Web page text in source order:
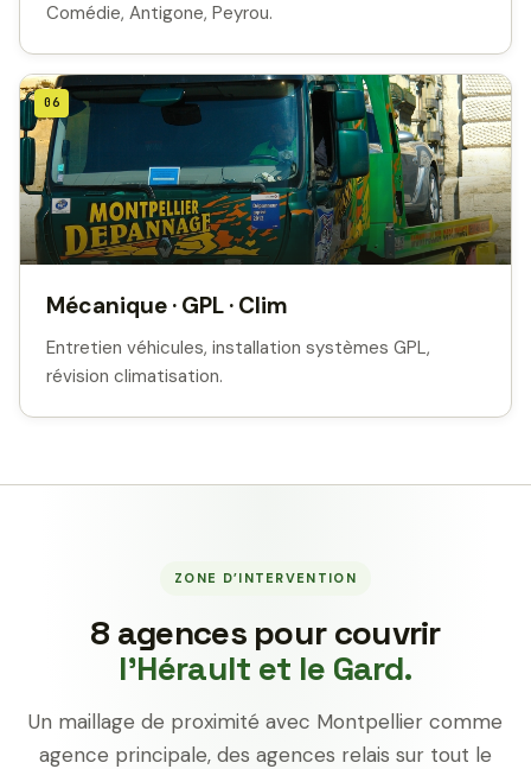
Comédie, Antigone, Peyrou.
06
Mécanique · GPL · Clim
Entretien véhicules, installation systèmes GPL,
révision climatisation.
ZONE D’INTERVENTION
8 agences pour couvrir
l’Hérault et le Gard.
Un maillage de proximité avec Montpellier comme
agence principale, des agences relais sur tout le